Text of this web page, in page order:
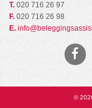
T. 020 716 26 97
F. 020 716 26 98
E.
©